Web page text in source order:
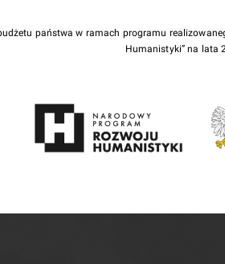
państwa w ramach programu
Humanistyki” na lata